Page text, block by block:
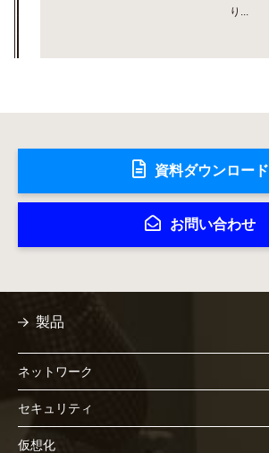
り...
資料ダウンロード
お問い合わせ
製品
ネットワーク
セキュリティ
仮想化